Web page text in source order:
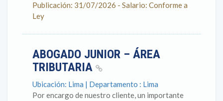
Publicación: 31/07/2026 - Salario: Conforme a
Ley
ABOGADO JUNIOR – ÁREA
TRIBUTARIA
Ubicación: Lima | Departamento : Lima
Por encargo de nuestro cliente, un importante